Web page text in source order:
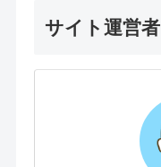
サイト運営者